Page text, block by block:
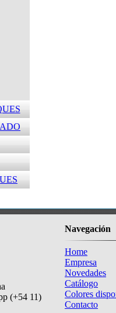
(+54 11)
Navegación
Home
Empresa
Novedades
Catálogo
Colores
Contacto